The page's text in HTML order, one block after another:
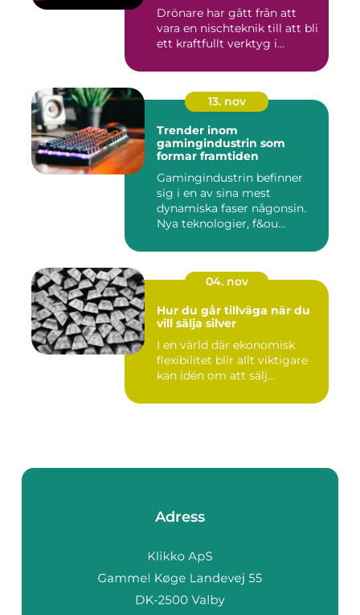
Drönare har gått från att
vara en nischteknik till att bli
ett kraftfullt verktyg i...
13. nov
Trender inom
gamingindustrin som
formar framtiden
Gamingindustrin befinner
sig i en av sina mest
dynamiska faser någonsin.
Nya teknologier, f&ou...
04. nov
Hur du går tillväga när du
vill sälja silver
I en värld där ekonomisk
flexibilitet blir allt viktigare
kan idén om att sälj...
Adress